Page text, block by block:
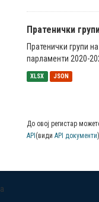
Пратенички
Пратенички групи
парламенти 2020-
XLSX JSON
До овој регистар
API (види API документи)
a